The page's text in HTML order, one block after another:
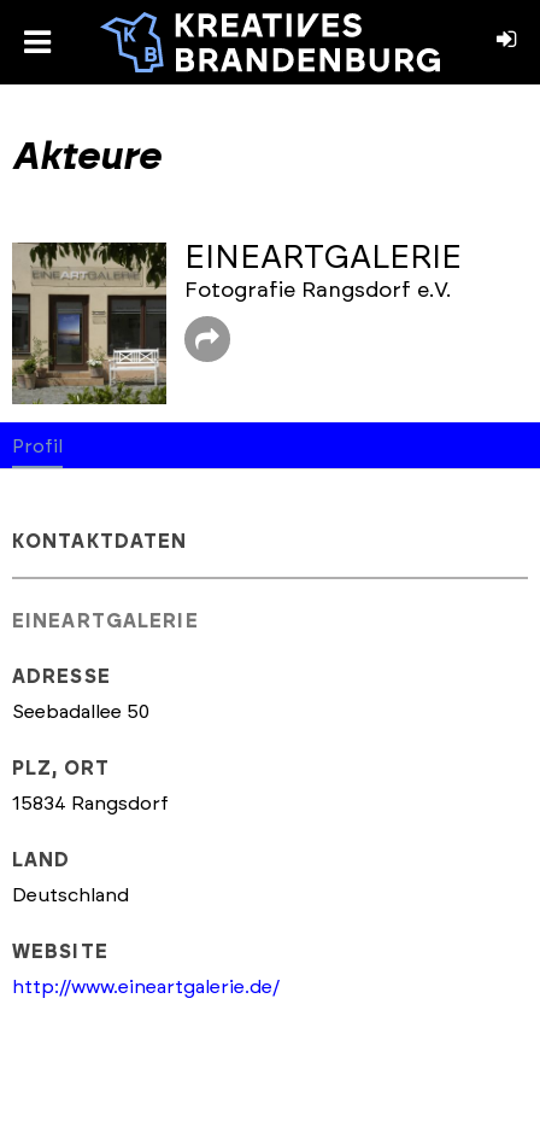
toggle
Akteure
EINEARTGALERIE
Fotografie Rangsdorf e.V.
Profil
KONTAKTDATEN
EINEARTGALERIE
ADRESSE
Seebadallee 50
PLZ, ORT
15834 Rangsdorf
LAND
Deutschland
WEBSITE
http://www.eineartgalerie.de/